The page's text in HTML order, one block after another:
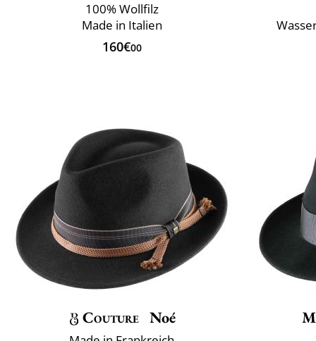
100% Wollfilz
Made in Italien
160€00
Couture Noé